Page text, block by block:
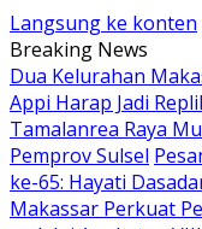
Langsung ke konten
Breaking News
Dua Kelurahan
Appi Harap Jadi
Tamalanrea Raya
Pemprov Sulsel
ke-65: Hayati
Makassar Perkuat